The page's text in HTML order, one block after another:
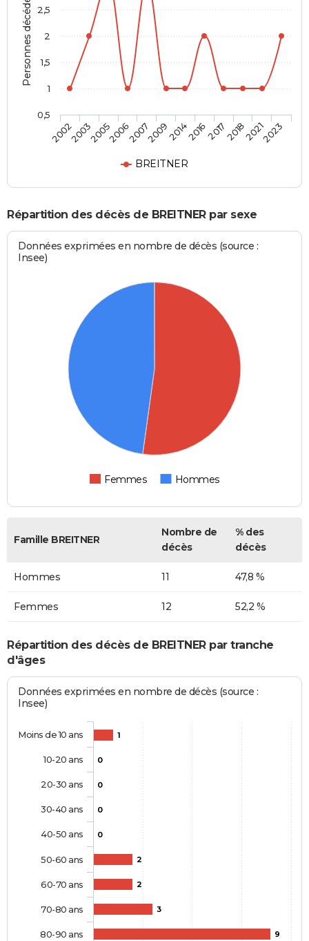
Personnes décédées
BREITNER
200220032005200620072009201420162017201820212023
0,5
1
1,5
2
2,5
Répartition des décès de BREITNER par sexe
Données exprimées en nombre de décès (source :
Insee)
Femmes Hommes
Famille BREITNER
Nombre de
décès
% des
décès
Hommes 11 47,8 %
Femmes 12 52,2 %
Répartition des décès de BREITNER par tranche
d'âges
Données exprimées en nombre de décès (source :
Insee)
1
0
0
0
0
2
2
3
9
Moins de 10 ans
10-20 ans
20-30 ans
30-40 ans
40-50 ans
50-60 ans
60-70 ans
70-80 ans
80-90 ans